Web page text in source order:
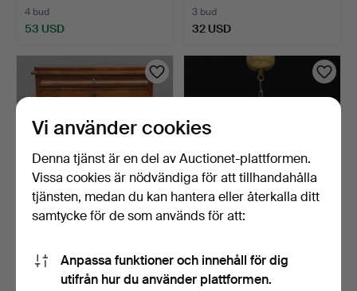
4 bud
53 USD
3 bud
32 USD
1 dag
1 dag
Värdering
Vi använder cookies
Denna tjänst är en del av Auctionet-plattformen.
Vissa cookies är nödvändiga för att tillhandahålla
tjänsten, medan du kan hantera eller återkalla ditt
samtycke för de som används för att:
Anpassa funktioner och innehåll för dig
utifrån hur du använder plattformen.